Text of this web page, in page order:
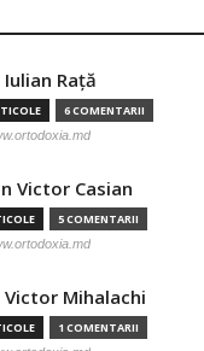
Raţă
6 COMENTARII
Victor Casian
5 COMENTARII
Mihalachi
1 COMENTARII